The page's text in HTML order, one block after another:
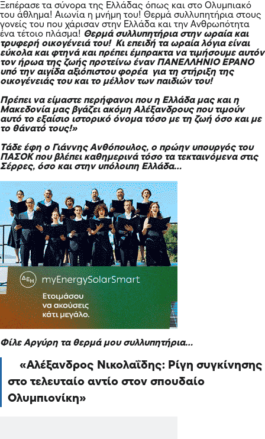
Ξεπέρασε τα σύνορα της Ελλάδας όπως και στο Ολυμπιακό
του άθλημα! Αιωνία η μνήμη του! Θερμά συλλυπητήρια στους
γονείς του που χάρισαν στην Ελλάδα και την Ανθρωπότητα
ένα τέτοιο πλάσμα! Θερμά συλλυπητήρια στην ωραία και
τρυφερή οικογένειά του! Κι επειδή τα ωραία λόγια είναι
εύκολα και φτηνά και πρέπει έμπρακτα να τιμήσουμε αυτόν
τον ήρωα της ζωής προτείνω έναν ΠΑΝΕΛΛΗΝΙΟ ΕΡΑΝΟ
υπό την αιγίδα αξιόπιστου φορέα για τη στήριξη της
οικογένειάς του και το μέλλον των παιδιών του!
Πρέπει να είμαστε περήφανοι που η Ελλάδα μας και η
Μακεδονία μας βγάζει ακόμη Αλέξανδρους που τιμούν
αυτό το εξαίσιο ιστορικό όνομα τόσο με τη ζωή όσο και με
το θάνατό τους!»
Τάδε έφη ο Γιάννης Ανθόπουλος, ο πρώην υπουργός του
ΠΑΣΟΚ που βλέπει καθημερινά τόσο τα τεκταινόμενα στις
Σέρρες, όσο και στην υπόλοιπη Ελλάδα…
Φίλε Αργύρη τα θερμά μου συλλυπητήρια…
Αλέξανδρος Νικολαΐδης: Ρίγη συγκίνησης
στο τελευταίο αντίο στον σπουδαίο
Ολυμπιονίκη